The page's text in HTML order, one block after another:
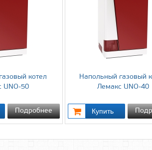
котел
UNO-50
Подробнее
Напольный газовый
Лемакс UNO-40